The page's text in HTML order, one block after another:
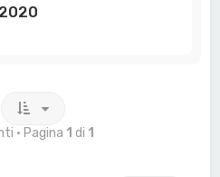
• Pagina 1 di 1